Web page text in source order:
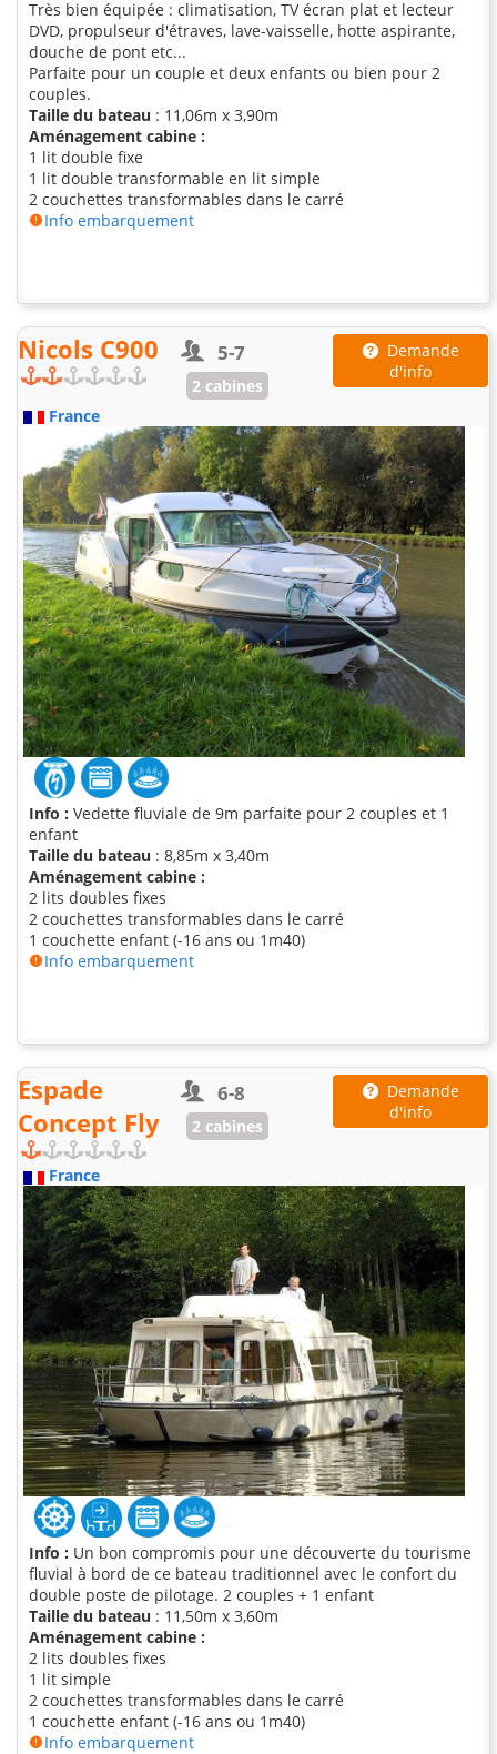
Très bien équipée : climatisation, TV écran plat et lecteur
DVD, propulseur d'étraves, lave-vaisselle, hotte aspirante,
douche de pont etc...
Parfaite pour un couple et deux enfants ou bien pour 2
couples.
Taille du bateau : 11,06m x 3,90m
Aménagement cabine :
1 lit double fixe
1 lit double transformable en lit simple
2 couchettes transformables dans le carré
Info embarquement
Nicols C900 5-7
2 cabines
Demande
d'info
France
Info : Vedette fluviale de 9m parfaite pour 2 couples et 1
enfant
Taille du bateau : 8,85m x 3,40m
Aménagement cabine :
2 lits doubles fixes
2 couchettes transformables dans le carré
1 couchette enfant (-16 ans ou 1m40)
Info embarquement
Espade
Concept Fly
6-8
2 cabines
Demande
d'info
France
Info : Un bon compromis pour une découverte du tourisme
fluvial à bord de ce bateau traditionnel avec le confort du
double poste de pilotage. 2 couples + 1 enfant
Taille du bateau : 11,50m x 3,60m
Aménagement cabine :
2 lits doubles fixes
1 lit simple
2 couchettes transformables dans le carré
1 couchette enfant (-16 ans ou 1m40)
Info embarquement